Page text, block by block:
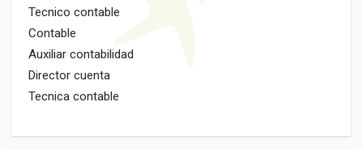
Tecnico contable
Contable
Auxiliar contabilidad
Director cuenta
Tecnica contable